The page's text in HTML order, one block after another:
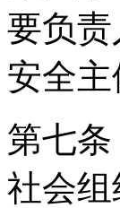
要负
安全主
第七
社会